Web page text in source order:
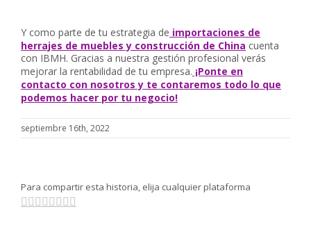
Y como parte de tu estrategia de importaciones de
herrajes de muebles y construcción de China cuenta
con IBMH. Gracias a nuestra gestión profesional verás
mejorar la rentabilidad de tu empresa. ¡Ponte en
contacto con nosotros y te contaremos todo lo que
podemos hacer por tu negocio!
septiembre 16th, 2022
Para compartir esta historia, elija cualquier plataforma
Facebook
Twitter
Linkedin
Reddit
Tumblr
Pinterest
Vk